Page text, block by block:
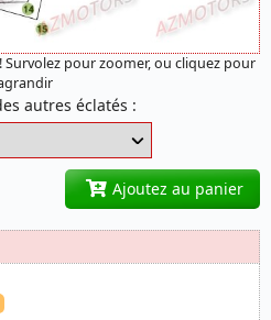
pour zoomer, ou cliquez pour
autres éclatés :
Ajoutez au panier